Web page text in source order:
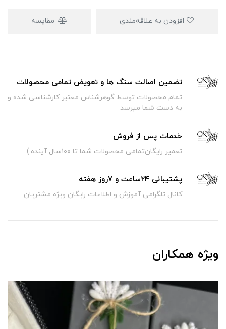
مقایسه
تضمین اصالت سنگ ها و تعویض تمامی محصولات
تمام محصولات توسط گوهرشناس معتبر کارشناسی شده و
به دست شما میرسد
خدمات پس از فروش
تعمیر رایگان‌تمامی محصولات شما تا ۱۰۰سال آینده:)
پشتیبانی ۲۴ساعت و ۷روز هفته
کانال تلگرامی آموزش و اطلاعات رایگان ویژه مشتریان
ویژه همکاران